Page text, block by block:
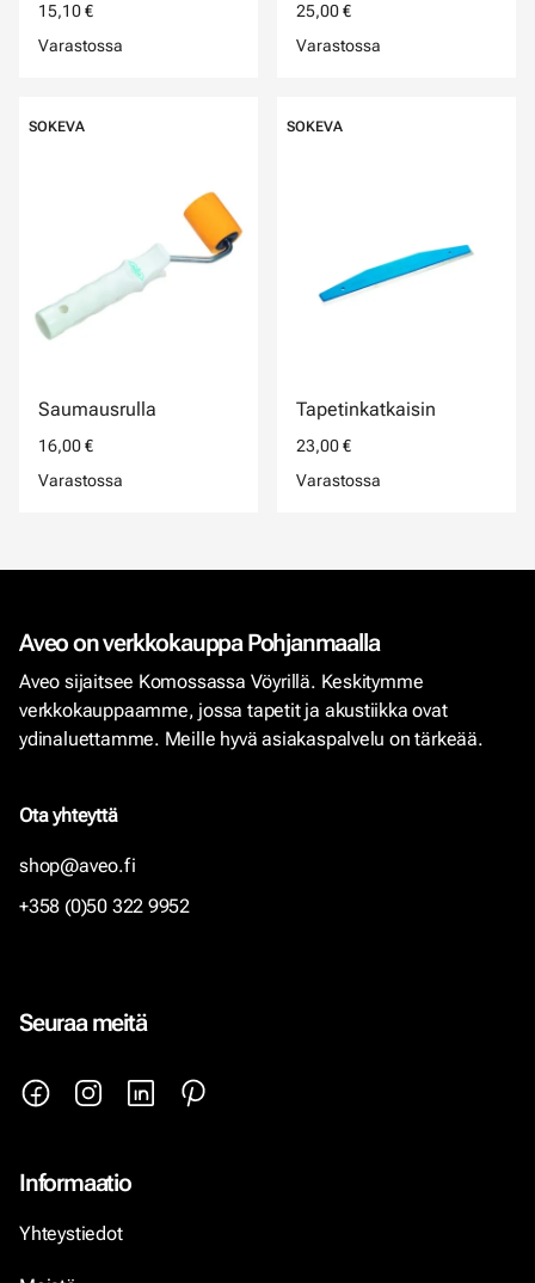
15,10 €
Varastossa
25,00 €
Varastossa
SOKEVA
Saumausrulla
16,00 €
Varastossa
SOKEVA
Tapetinkatkaisin
23,00 €
Varastossa
Aveo on verkkokauppa Pohjanmaalla
Aveo sijaitsee Komossassa Vöyrillä. Keskitymme
verkkokauppaamme, jossa tapetit ja akustiikka ovat
ydinaluettamme. Meille hyvä asiakaspalvelu on tärkeää.
Ota yhteyttä
shop@aveo.fi
+358 (0)50 322 9952
Seuraa meitä
Informaatio
Yhteystiedot